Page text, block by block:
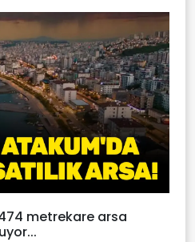
metrekare arsa